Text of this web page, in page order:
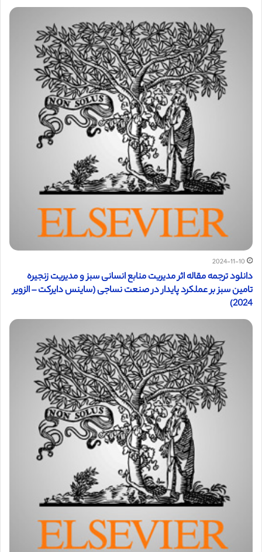
2024-11-10
دانلود ترجمه مقاله اثر مدیریت منابع انسانی سبز و مدیریت زنجیره
تامین سبز بر عملکرد پایدار در صنعت نساجی (ساینس دایرکت – الزویر
2024)